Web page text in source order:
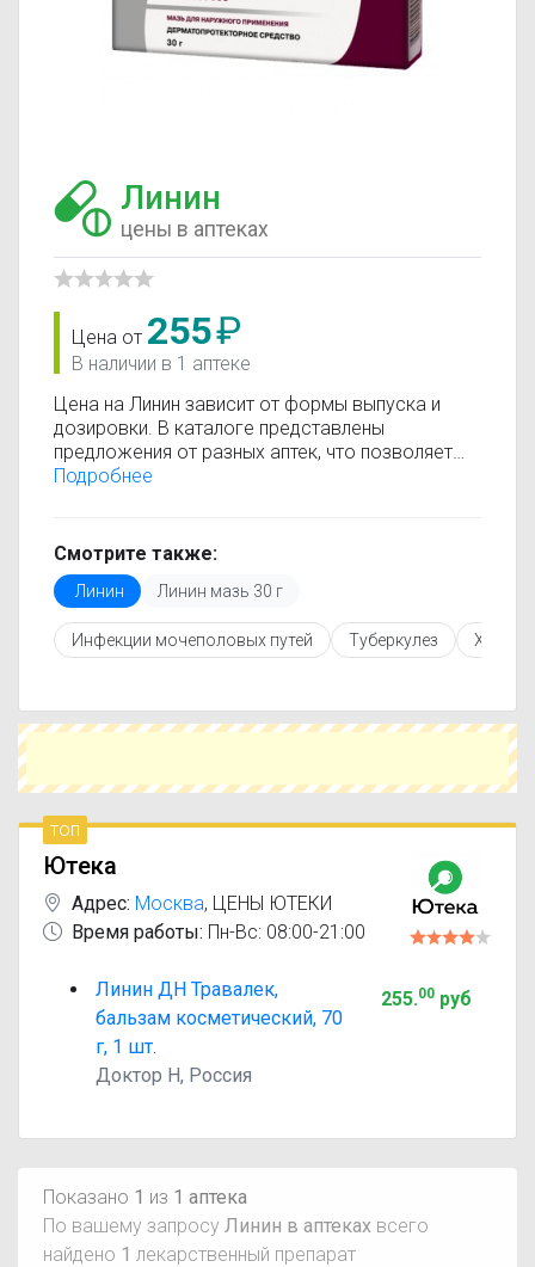
Линин
цены в аптеках
Цена от 255₽
В наличии в 1 аптеке
Цена на Линин зависит от формы выпуска и
дозировки. В каталоге представлены
предложения от разных аптек, что позволяет
быстро найти, где купить Линин по минимальной
актуальные данные.
Перед покупкой рекомендуется ознакомиться с
инструкцией по применению, показаниями и
противопоказаниями. При необходимости вы
можете подобрать аналоги Линин с похожим
Чтобы купить Линин в ближайшей аптеке,
укажите свой город и сравните предложения.
оптимальный вариант по цене и наличию.
Подробнее
Смотрите также:
Линин Линин мазь 30 г
Инфекции мочеполовых путей Туберкулез
топ
Ютека
Адрес: Москва, ЦЕНЫ ЮТЕКИ
Время работы: Пн-Вс: 08:00-21:00
Линин ДН Травалек,
бальзам косметический, 70
г, 1 шт.
Доктор Н, Россия
255.00руб
Показано 1 из 1 аптека
По вашему запросу Линин в аптеках всего
найдено 1 лекарственный препарат